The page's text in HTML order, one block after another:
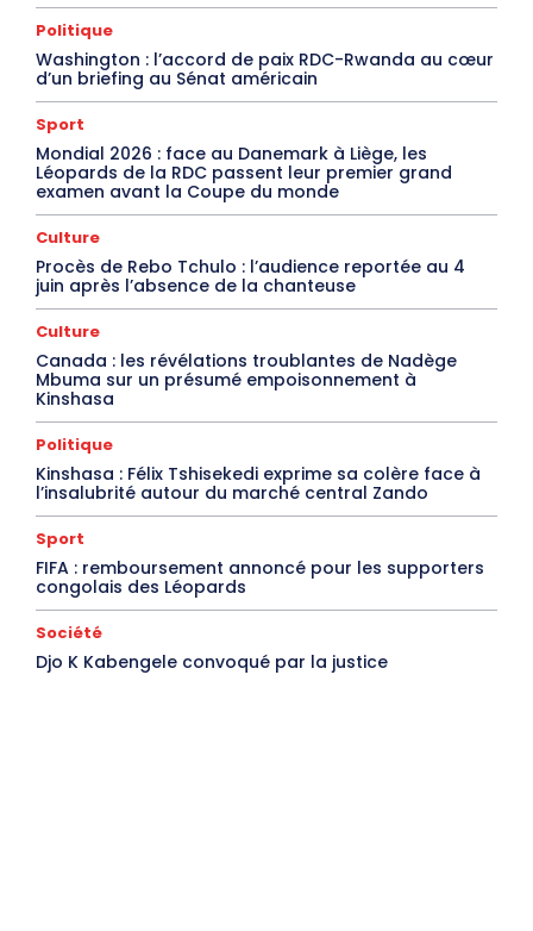
Politique
Washington : l’accord de paix RDC-Rwanda au cœur
d’un briefing au Sénat américain
Sport
Mondial 2026 : face au Danemark à Liège, les
Léopards de la RDC passent leur premier grand
examen avant la Coupe du monde
Culture
Procès de Rebo Tchulo : l’audience reportée au 4
juin après l’absence de la chanteuse
Culture
Canada : les révélations troublantes de Nadège
Mbuma sur un présumé empoisonnement à
Kinshasa
Politique
Kinshasa : Félix Tshisekedi exprime sa colère face à
l’insalubrité autour du marché central Zando
Sport
FIFA : remboursement annoncé pour les supporters
congolais des Léopards
Société
Djo K Kabengele convoqué par la justice